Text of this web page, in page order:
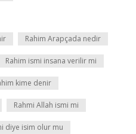
Rahim Arapçada nedir
Rahim ismi insana verilir mi
kime denir
Rahmi Allah ismi mi
diye isim olur mu